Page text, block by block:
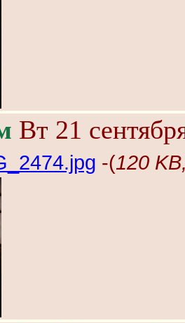
Вт 21
-(120